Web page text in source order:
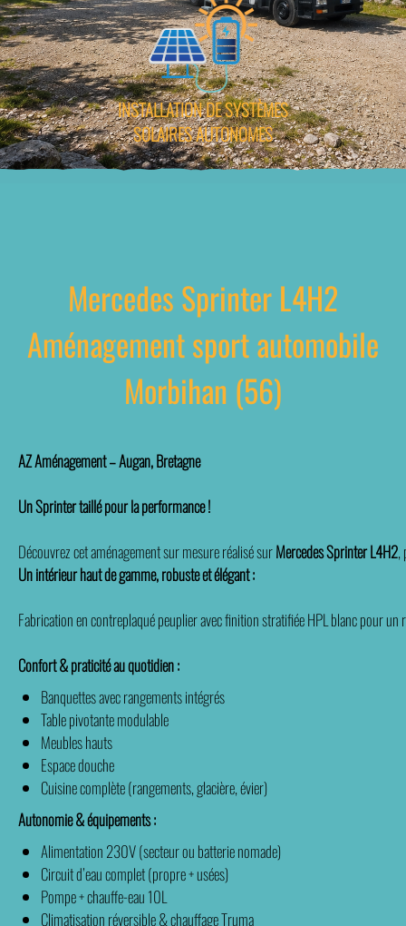
INSTALLATION DE SYSTÈMES
SOLAIRES AUTONOMES
Mercedes Sprinter L4H2
Aménagement sport automobile
Morbihan (56)
AZ Aménagement – Augan, Bretagne
Un Sprinter taillé pour la performance !
Découvrez cet aménagement sur mesure réalisé surMercedes Sprinter L4H2,
Un intérieur haut de gamme, robuste et élégant :
Fabrication en contreplaqué peuplier avec finition stratifiée HPL blanc pour un
Confort & praticité au quotidien :
Banquettes avec rangements intégrés
Table pivotante modulable
Meubles hauts
Espace douche
Cuisine complète (rangements, glacière, évier)
Autonomie & équipements :
Alimentation 230V (secteur ou batterie nomade)
Circuit d’eau complet (propre + usées)
Pompe + chauffe-eau 10L
Climatisation réversible & chauffage Truma